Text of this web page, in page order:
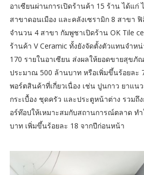
อาเซียนผ่านการเปิดร้านค้า 15 ร้าน ได้แก่
สาขาดอนเมือง และคลังเซรามิก 8 สาขา
จำนวน 4 สาขา กัมพูชาเปิดร้าน OK Tile
ร้านค้า V Ceramic ทั้งยังจัดตั้งตัวแทนจำ
170 รายในอาเซียน ส่งผลให้ยอดขายสุขภั
ประมาณ 500 ล้านบาท หรือเพิ่มขึ้นร้อยละ
พอร์ตสินค้าที่เกี่ยวเนื่อง เช่น ปูนกาว ยาแน
กระเบื้อง ชุดครัว และประตูหน้าต่าง รวมถึง
อร์ท๊อปให้เหมาะสมกับสถานการณ์ตลาด ท
บาท เพิ่มขึ้นร้อยละ 18 จากปีก่อนหน้า